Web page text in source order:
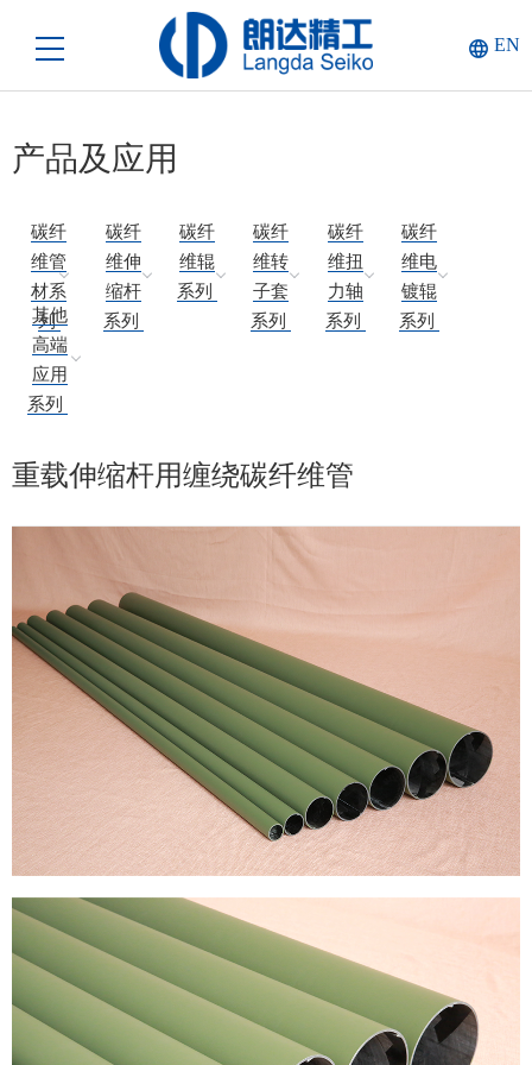
EN
产品及应用
碳纤
维管
材系
列
碳纤
维伸
缩杆
系列
碳纤
维辊
系列
碳纤
维转
子套
系列
碳纤
维扭
力轴
系列
碳纤
维电
镀辊
系列
其他
高端
应用
系列
重载伸缩杆用缠绕碳纤维管